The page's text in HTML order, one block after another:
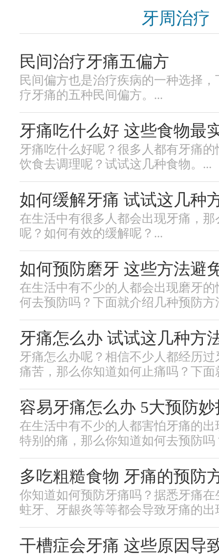
牙周治疗
民间治疗牙痛五偏方
民间偏方也是治疗疾病的一种选择
疗牙痛的五种民间偏方。...
牙痛吃什么好 这些食物最
牙痛吃什么好呢？很多人都有牙痛
饮食去调理呢？试试这几种食物。...
如何缓解牙痛 试试这几种
在生活中有很多人都会出现牙痛，
呢？如何有效的缓解呢？...
如何预防磨牙 这些方法避
在生活中有不少的人都会出现磨牙
何去预防吗？下面就介绍几种预防方
牙痛怎么办 试试这几种方
牙痛怎么办呢？相信不少人都经历
痛苦，那么你知道如何止痛吗？下面
容易牙痛怎么办 5大预防
在生活中有不少的人都害怕牙痛的
特别的痛，那么你知道如何去预防吗
多吃粗糙食物 牙痛的预防
你知道如何预防牙痛吗？据悉牙痛
蛀牙、牙龈炎等等都会导致牙痛的出
干槽症会牙痛 这些原因导